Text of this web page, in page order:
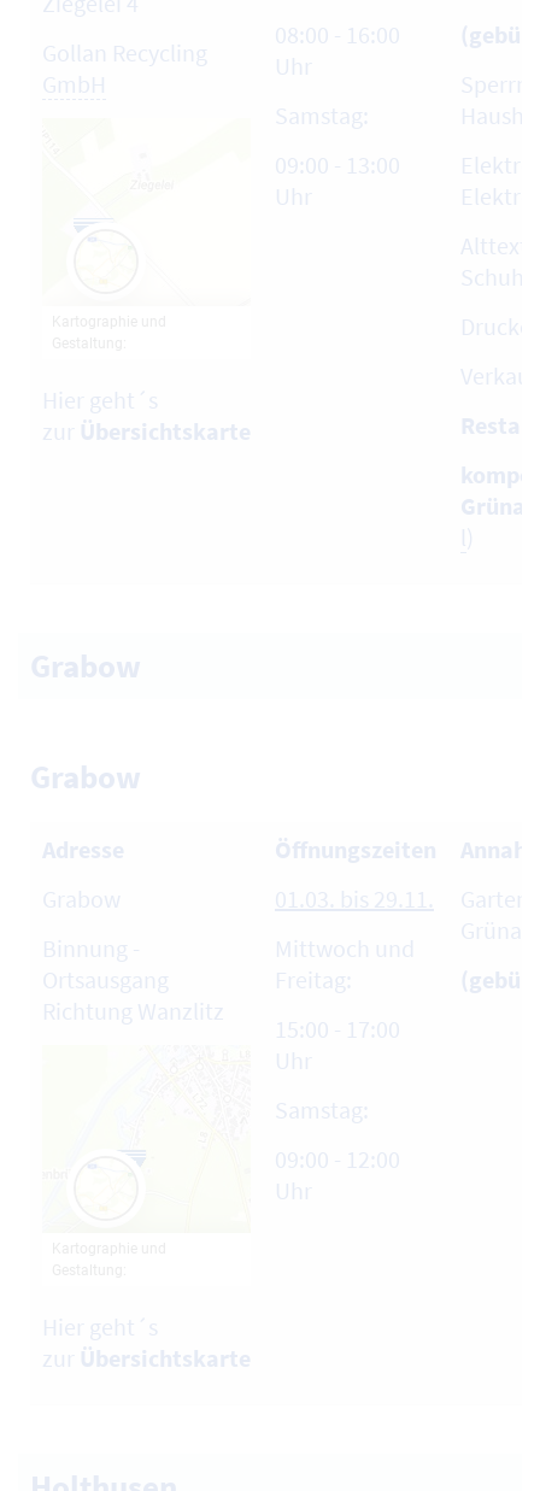
Gollan Recycling
GmbH
Hier geht´s
zur Übersichtskarte
08:00 - 16:00
Uhr
Samstag:
09:00 - 13:00
Uhr
Schuhe
l )
Grabow
Adresse
Grabow
Binnung -
Ortsausgang
Richtung Wanzlitz
Hier geht´s
zur Übersichtskarte
Öffnungszeiten
01.03. bis 29.11.
Mittwoch und
Freitag:
15:00 - 17:00
Uhr
Samstag:
09:00 - 12:00
Uhr